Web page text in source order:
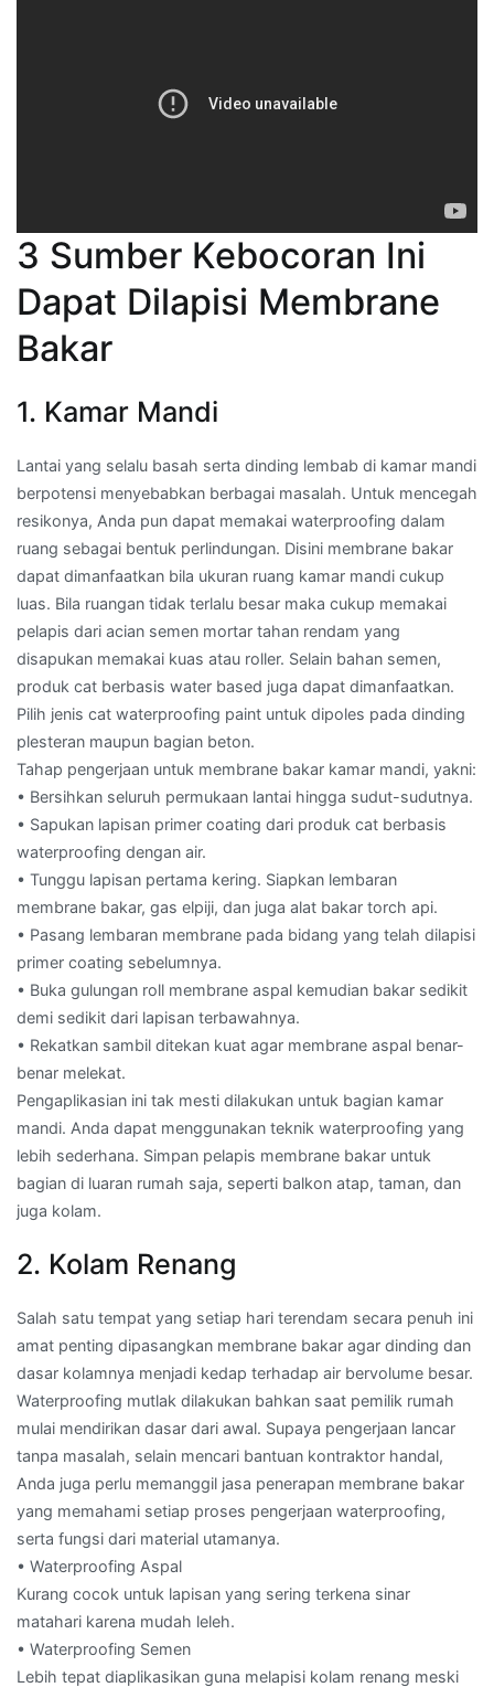
3 Sumber Kebocoran Ini
Dapat Dilapisi Membrane
Bakar
1. Kamar Mandi
Lantai yang selalu basah serta dinding lembab di kamar mandi
berpotensi menyebabkan berbagai masalah. Untuk mencegah
resikonya, Anda pun dapat memakai waterproofing dalam
ruang sebagai bentuk perlindungan. Disini membrane bakar
dapat dimanfaatkan bila ukuran ruang kamar mandi cukup
luas. Bila ruangan tidak terlalu besar maka cukup memakai
pelapis dari acian semen mortar tahan rendam yang
disapukan memakai kuas atau roller. Selain bahan semen,
produk cat berbasis water based juga dapat dimanfaatkan.
Pilih jenis cat waterproofing paint untuk dipoles pada dinding
plesteran maupun bagian beton.
Tahap pengerjaan untuk membrane bakar kamar mandi, yakni:
• Bersihkan seluruh permukaan lantai hingga sudut-sudutnya.
• Sapukan lapisan primer coating dari produk cat berbasis
waterproofing dengan air.
• Tunggu lapisan pertama kering. Siapkan lembaran
membrane bakar, gas elpiji, dan juga alat bakar torch api.
• Pasang lembaran membrane pada bidang yang telah dilapisi
primer coating sebelumnya.
• Buka gulungan roll membrane aspal kemudian bakar sedikit
demi sedikit dari lapisan terbawahnya.
• Rekatkan sambil ditekan kuat agar membrane aspal benar-
benar melekat.
Pengaplikasian ini tak mesti dilakukan untuk bagian kamar
mandi. Anda dapat menggunakan teknik waterproofing yang
lebih sederhana. Simpan pelapis membrane bakar untuk
bagian di luaran rumah saja, seperti balkon atap, taman, dan
juga kolam.
2. Kolam Renang
Salah satu tempat yang setiap hari terendam secara penuh ini
amat penting dipasangkan membrane bakar agar dinding dan
dasar kolamnya menjadi kedap terhadap air bervolume besar.
Waterproofing mutlak dilakukan bahkan saat pemilik rumah
mulai mendirikan dasar dari awal. Supaya pengerjaan lancar
tanpa masalah, selain mencari bantuan kontraktor handal,
Anda juga perlu memanggil jasa penerapan membrane bakar
yang memahami setiap proses pengerjaan waterproofing,
serta fungsi dari material utamanya.
• Waterproofing Aspal
Kurang cocok untuk lapisan yang sering terkena sinar
matahari karena mudah leleh.
• Waterproofing Semen
Lebih tepat diaplikasikan guna melapisi kolam renang meski